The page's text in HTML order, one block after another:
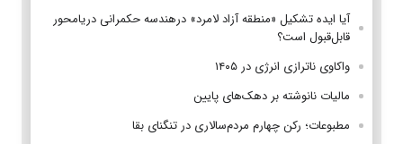
آیا ایده تشکیل «منطقه آزاد لامرد» درهندسه حکمرانی دریامحور
قابل‌قبول است؟
واکاوی ناترازی انرژی در ۱۴۰۵
مالیات نانوشته بر دهک‌های پایین
مطبوعات؛ رکن چهارم مردم‌سالاری در تنگنای بقا